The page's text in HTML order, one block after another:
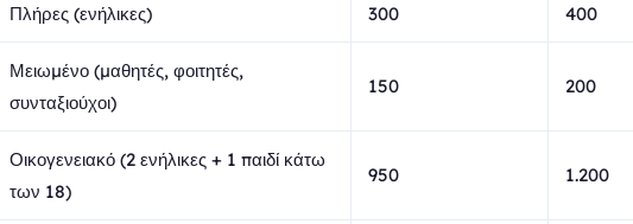
Πλήρες (ενήλικες) 300 400
Μειωμένο (μαθητές, φοιτητές,
συνταξιούχοι)
150 200
Οικογενειακό (2 ενήλικες + 1 παιδί κάτω
των 18)
950 1.200